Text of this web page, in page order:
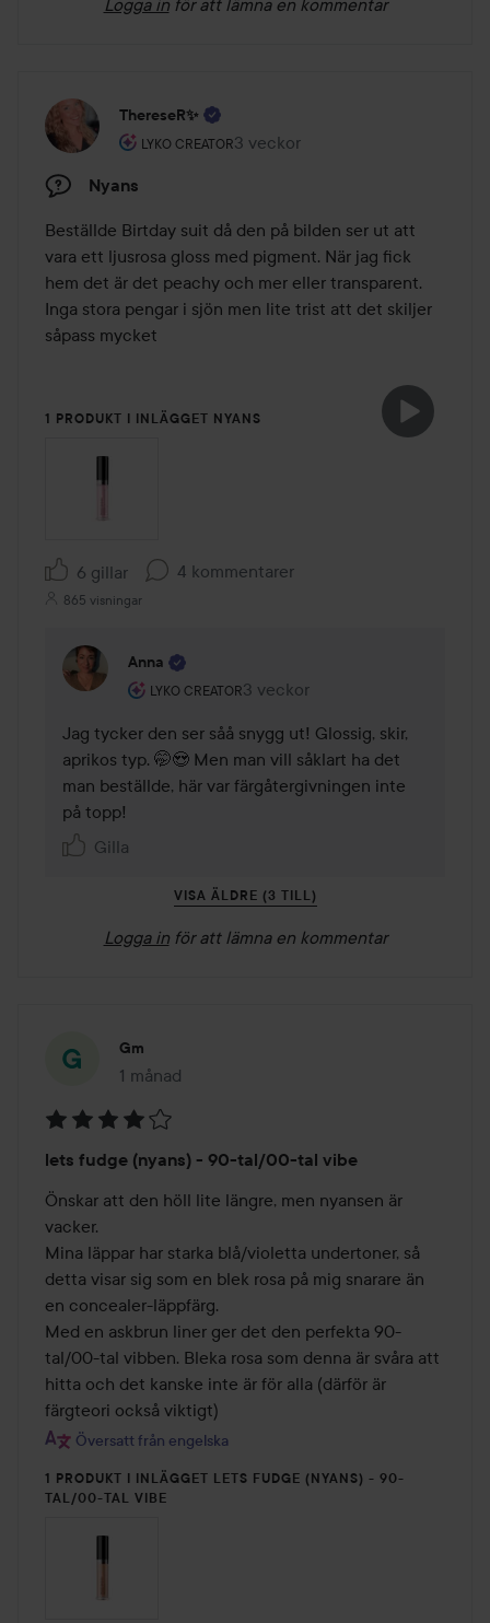
ThereseR✨
LYKO CREATOR
Användarens roll: Lyko Creator.
3 veckor
Inlägget skapades 3 veckor
Nyans
Beställde Birtday suit då den på bilden ser ut att
vara ett ljusrosa gloss med pigment. När jag fick
hem det är det peachy och mer eller transparent.
Inga stora pengar i sjön men lite trist att det skiljer
såpass mycket
1 PRODUKT I INLÄGGET NYANS
6 gillar 4 kommentarer
865 visningar
Anna
LYKO CREATOR
Användarens roll: Lyko Creator.
3 veckor
Kommentaren lades 3 veckor
Jag tycker den ser såå snygg ut! Glossig, skir,
aprikos typ. 🤭😍 Men man vill såklart ha det
man beställde, här var färgåtergivningen inte
på topp!
Gilla
VISA ÄLDRE (3 TILL)
Logga in för att lämna en kommentar
Gm
1 månad
Inlägget skapades 1 månad
4
av
5
lets fudge (nyans) - 90-tal/00-tal vibe
Önskar att den höll lite längre, men nyansen är
vacker.
Mina läppar har starka blå/violetta undertoner, så
detta visar sig som en blek rosa på mig snarare än
en concealer-läppfärg.
Med en askbrun liner ger det den perfekta 90-
tal/00-tal vibben. Bleka rosa som denna är svåra att
hitta och det kanske inte är för alla (därför är
färgteori också viktigt)
Översatt från engelska
1 PRODUKT I INLÄGGET LETS FUDGE (NYANS) - 90-
TAL/00-TAL VIBE